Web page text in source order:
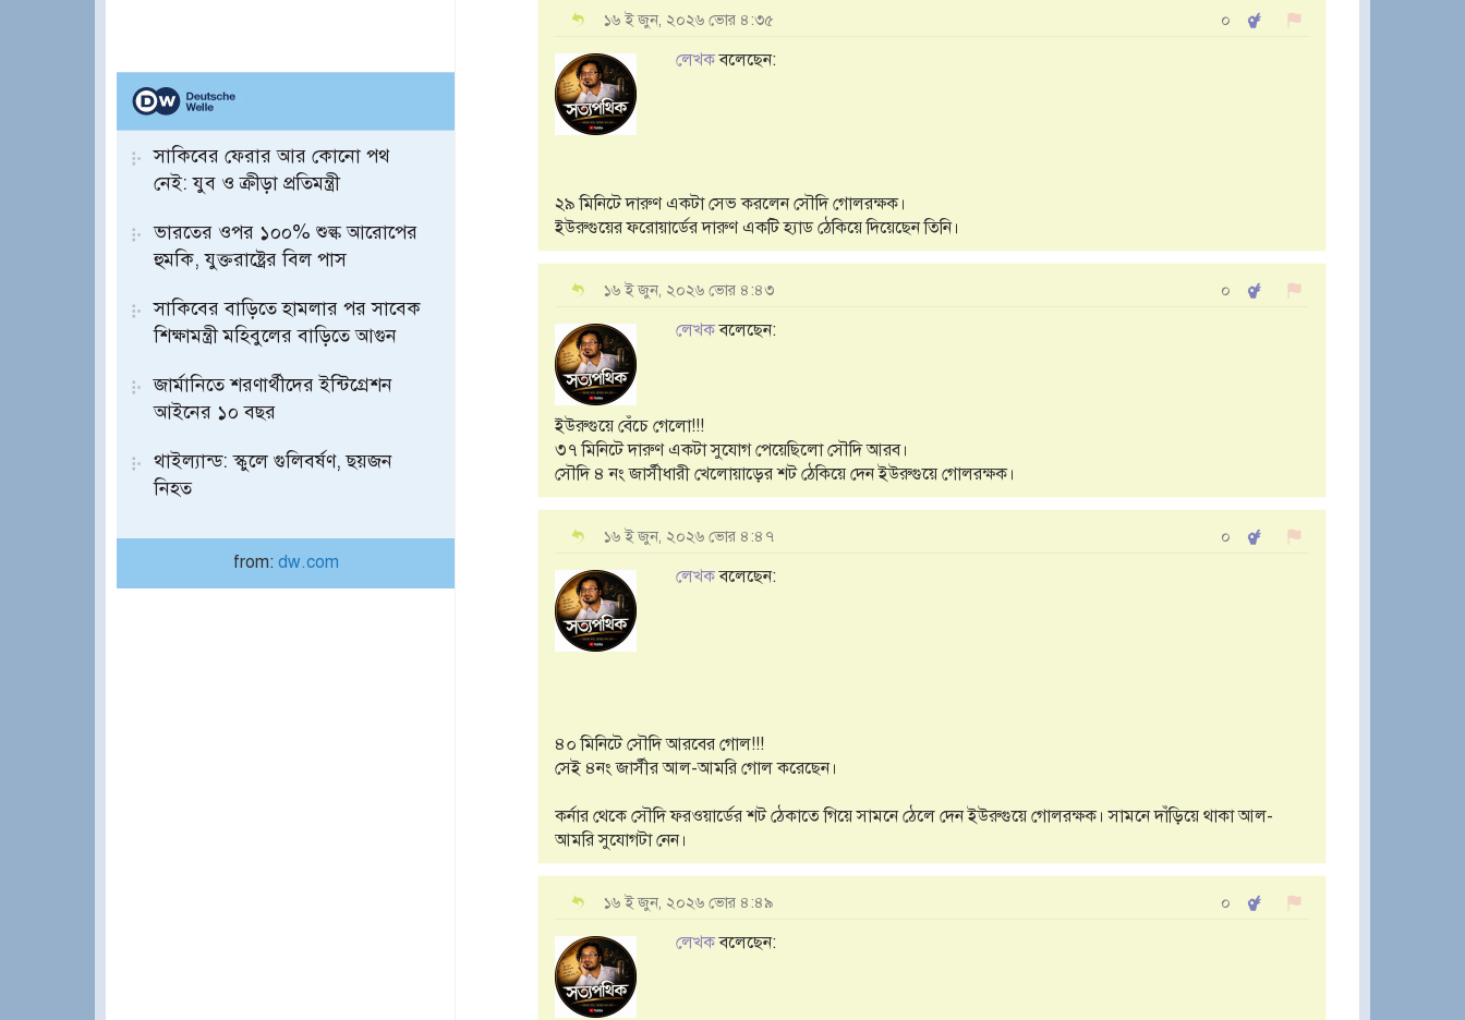
সাকিবের ফেরার আর কোনো পথ
নেই: যুব ও ক্রীড়া প্রতিমন্ত্রী
ভারতের ওপর ১০০% শুল্ক আরোপের
হুমকি, যুক্তরাষ্ট্রের বিল পাস
সাকিবের বাড়িতে হামলার পর সাবেক
শিক্ষামন্ত্রী মহিবুলের বাড়িতে আগুন
জার্মানিতে শরণার্থীদের ইন্টিগ্রেশন
আইনের ১০ বছর
থাইল্যান্ড: স্কুলে গুলিবর্ষণ, ছয়জন
নিহত
from: dw.com
১৬ ই জুন, ২০২৬ ভোর ৪:৩৫ ০
লেখকবলেছেন:
২৯ মিনিটে দারুণ একটা সেভ করলেন সৌদি গোলরক্ষক।
ইউরুগুয়ের ফরোয়ার্ডের দারুণ একটি হ্যাড ঠেকিয়ে দিয়েছেন তিনি।
১৬ ই জুন, ২০২৬ ভোর ৪:৪৩ ০
লেখকবলেছেন:
ইউরুগুয়ে বেঁচে গেলো!!!
৩৭ মিনিটে দারুণ একটা সুযোগ পেয়েছিলো সৌদি আরব।
সৌদি ৪ নং জার্সীধারী খেলোয়াড়ের শট ঠেকিয়ে দেন ইউরুগুয়ে গোলরক্ষক।
১৬ ই জুন, ২০২৬ ভোর ৪:৪৭ ০
লেখকবলেছেন:
৪০ মিনিটে সৌদি আরবের গোল!!!
সেই ৪নং জার্সীর আল-আমরি গোল করেছেন।
কর্নার থেকে সৌদি ফরওয়ার্ডের শট ঠেকাতে গিয়ে সামনে ঠেলে দেন ইউরুগুয়ে গোলরক্ষক। সামনে দাঁড়িয়ে থাকা আল-
আমরি সুযোগটা নেন।
১৬ ই জুন, ২০২৬ ভোর ৪:৪৯ ০
লেখকবলেছেন: